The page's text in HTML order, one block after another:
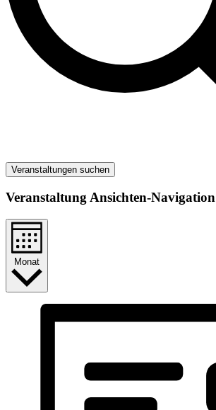
Veranstaltungen suchen
Veranstaltung Ansichten-Navigation
Monat